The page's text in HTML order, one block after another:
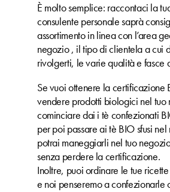
È molto semplice: raccontaci la
consulente personale saprà
assortimento in linea con l’area
negozio , il tipo di clientela a cui
rivolgerti, le varie qualità e fasce
Se vuoi ottenere la certificazione
vendere prodotti biologici nel tuo
cominciare dai i tè confezionati
per poi passare ai tè BIO sfusi
potrai maneggiarli nel tuo
senza perdere la certificazione.
Inoltre, puoi ordinare le tue
e noi penseremo a confezionarle